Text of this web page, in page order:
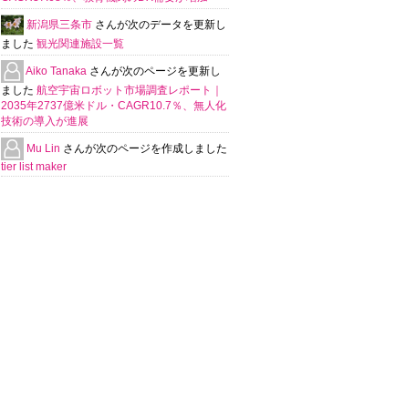
新潟県三条市 さんが次のデータを更新し
ました 観光関連施設一覧
Aiko Tanaka さんが次のページを更新し
ました 航空宇宙ロボット市場調査レポート｜
2035年2737億米ドル・CAGR10.7％、無人化
技術の導入が進展
Mu Lin さんが次のページを作成しました
tier list maker